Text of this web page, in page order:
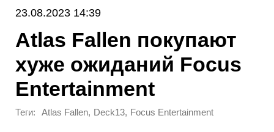
23.08.2023 14:39
Atlas Fallen покупают
хуже ожиданий Focus
Entertainment
Теги: Atlas Fallen, Deck13, Focus Entertainment